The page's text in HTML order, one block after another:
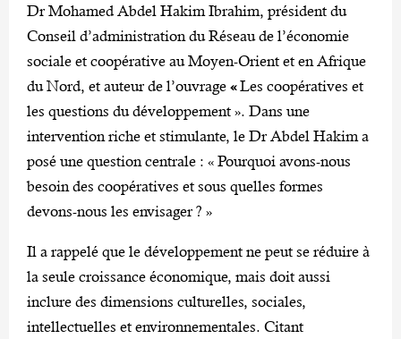
Dr Mohamed Abdel Hakim Ibrahim, président du
Conseil d’administration du Réseau de l’économie
sociale et coopérative au Moyen-Orient et en Afrique
du Nord, et auteur de l’ouvrage «Les coopératives et
les questions du développement ». Dans une
intervention riche et stimulante, le Dr Abdel Hakim a
posé une question centrale : « Pourquoi avons-nous
besoin des coopératives et sous quelles formes
devons-nous les envisager ? »
Il a rappelé que le développement ne peut se réduire à
la seule croissance économique, mais doit aussi
inclure des dimensions culturelles, sociales,
intellectuelles et environnementales. Citant